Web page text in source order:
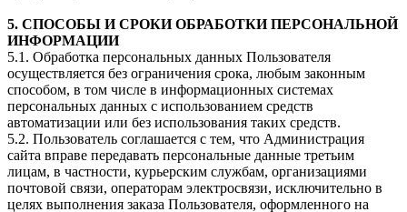
5. СПОСОБЫ И СРОКИ ОБРАБОТКИ ПЕРСОНАЛЬНОЙ
ИНФОРМАЦИИ
5.1. Обработка персональных данных Пользователя
осуществляется без ограничения срока, любым законным
способом, в том числе в информационных системах
персональных данных с использованием средств
автоматизации или без использования таких средств.
5.2. Пользователь соглашается с тем, что Администрация
сайта вправе передавать персональные данные третьим
лицам, в частности, курьерским службам, организациями
почтовой связи, операторам электросвязи, исключительно в
целях выполнения заказа Пользователя, оформленного на